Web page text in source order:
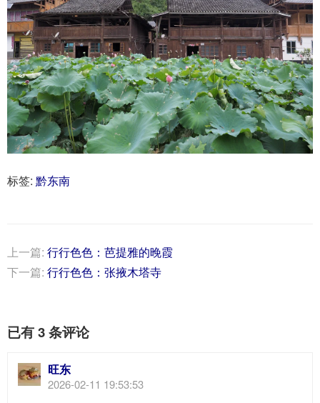
标签: 黔东南
上一篇: 行行色色：芭提雅的晚霞
下一篇: 行行色色：张掖木塔寺
已有 3 条评论
旺东
2026-02-11 19:53:53